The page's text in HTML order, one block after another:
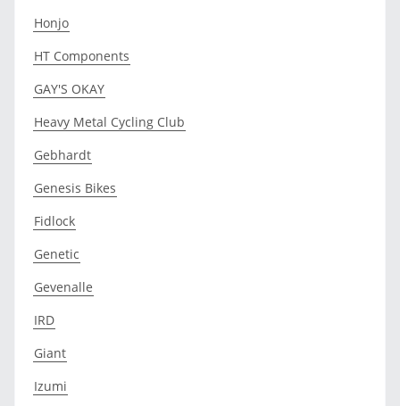
Honjo
HT Components
GAY'S OKAY
Heavy Metal Cycling Club
Gebhardt
Genesis Bikes
Fidlock
Genetic
Gevenalle
IRD
Giant
Izumi